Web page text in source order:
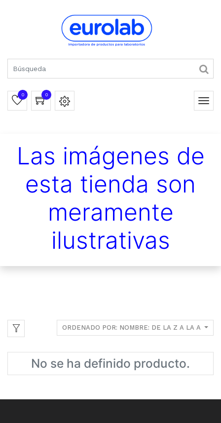
0 0
Las imágenes de
esta tienda son
meramente
ilustrativas
ORDENADO POR: NOMBRE: DE LA Z A LA A
No se ha definido producto.